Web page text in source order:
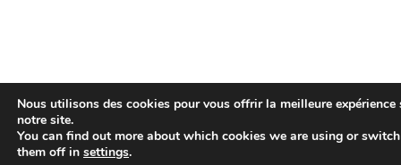
Nous utilisons des cookies pour vous offrir la meilleure expérience
notre site.
You can find out more about which cookies we are using or switch
them off in settings.